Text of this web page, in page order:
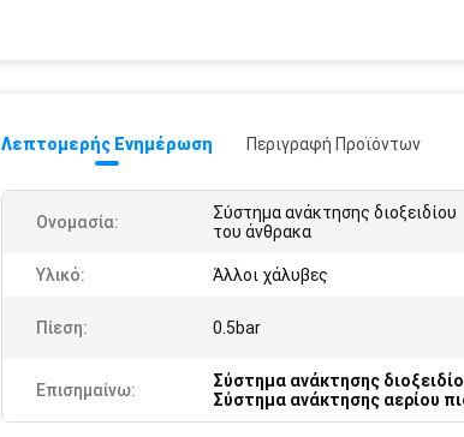
Λεπτομερής Ενημέρωση Περιγραφή Προϊόντων
Ονομασία:
Σύστημα ανάκτησης διοξειδίου
του άνθρακα
Υλικό: Άλλοι χάλυβες
Πίεση: 0.5bar
Επισημαίνω: Σύστημα ανάκτησης
Σύστημα ανάκτησης αερίου